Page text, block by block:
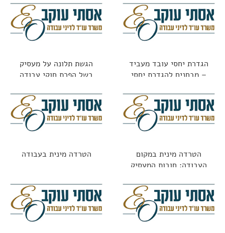
הגדרת יחסי עובד מעביד
– מבחנים להגדרת יחסי
הגשת תלונה על מעסיק
בשל הפרת חוקי עבודה
הטרדה מינית במקום
העבודה: חובות המעסיק
הטרדה מינית בעבודה